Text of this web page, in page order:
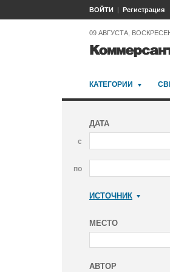
ВОЙТИ Регистрация
09 АВГУСТА,
КАТЕГОРИИ
ДАТА
с
по
ИСТОЧНИК
МЕСТО
АВТОР